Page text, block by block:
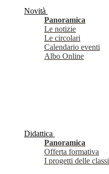
Novità
Panoramica
Le notizie
Le circolari
Calendario eventi
Albo Online
Didattica
Panoramica
Offerta formativa
I progetti delle classi